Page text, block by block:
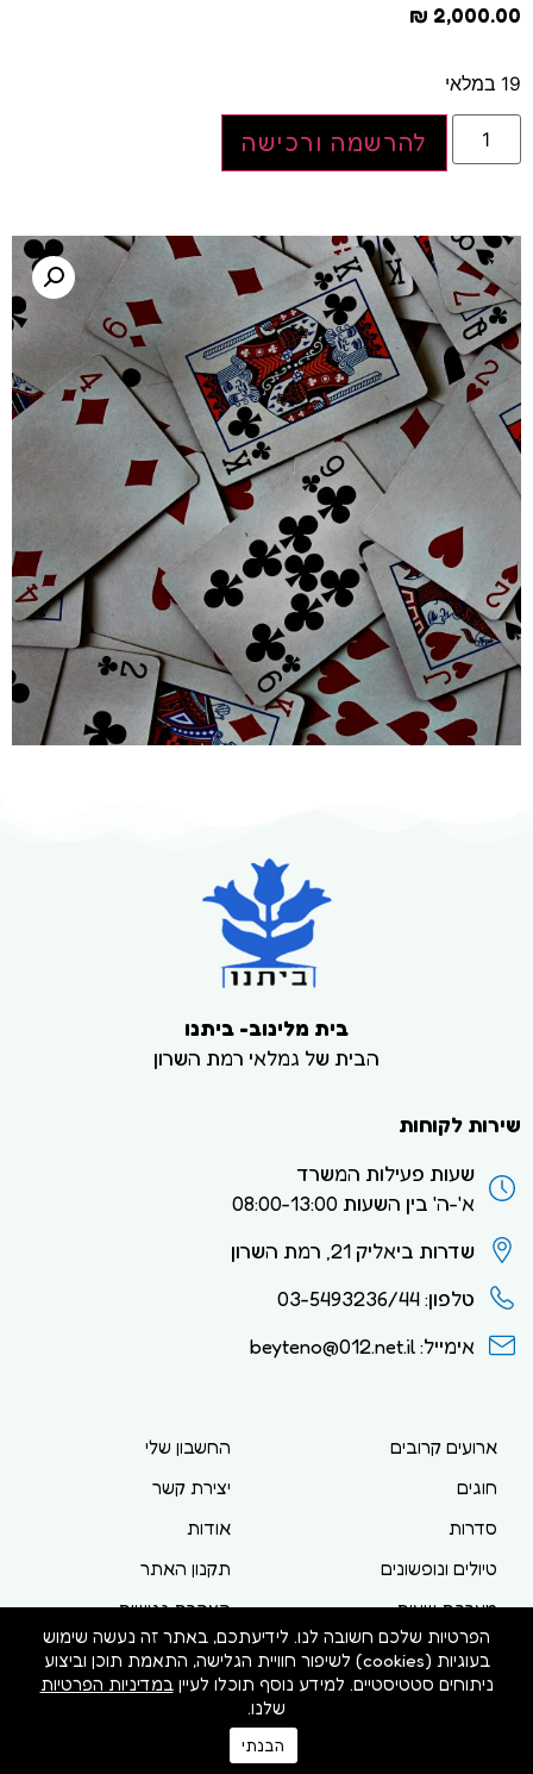
₪ 2,000.00
19 במלאי
להרשמה ורכישה
בית מלינוב- ביתנו
הבית של גמלאי רמת השרון
שירות לקוחות
שעות פעילות המשרד
א'-ה' בין השעות 08:00-13:00
שדרות ביאליק 21, רמת השרון
טלפון: 03-5493236/44
אימייל: beyteno@012.net.il
ארועים קרובים
חוגים
סדרות
טיולים ונופשונים
מערכת שעות
החשבון שלי
יצירת קשר
אודות
תקנון האתר
הצהרת נגישות
מדיניות פרטיות
כל הזכויות שמורות לבית מלינוב- ביתנו Ⓒ 2026
הפרטיות שלכם חשובה לנו. לידיעתכם, באתר זה נעשה שימוש
בעוגיות (cookies) לשיפור חוויית הגלישה, התאמת תוכן וביצוע
ניתוחים סטטיסטיים. למידע נוסף תוכלו לעייןבמדיניות הפרטיות
שלנו.
הבנתי